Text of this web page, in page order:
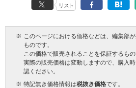
リスト
※ このページにおける価格などは、編集部
ものです。
この価格で販売されることを保証するもの
実際の販売価格は変動しますので、購入
認ください。
※ 特記無き価格情報は税抜き価格です。